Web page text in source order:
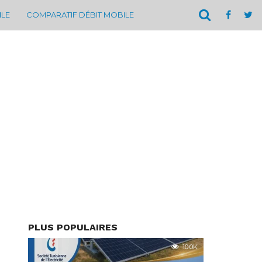
COMPARATIF DÉBIT MOBILE
PLUS POPULAIRES
10.0K